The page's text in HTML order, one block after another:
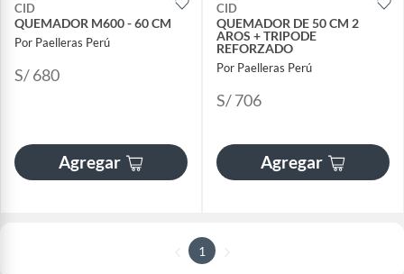
CID
QUEMADOR M600 - 60 CM
Por Paelleras Perú
S/ 680
Agregar
CID
QUEMADOR DE 50 CM 2
AROS + TRIPODE
REFORZADO
Por Paelleras Perú
S/ 706
Agregar
1